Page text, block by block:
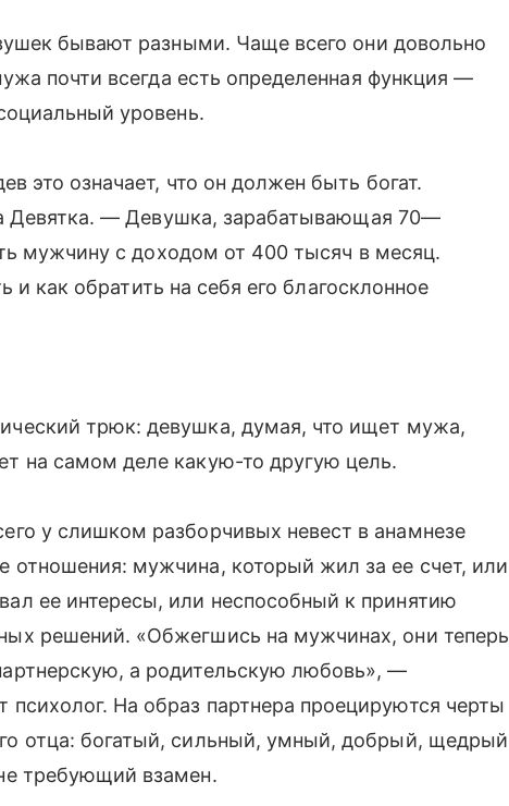
бывают разными. Чаще всего они довольно
почти всегда есть определенная функция —
уровень.
это означает, что он должен быть богат.
Девятка. — Девушка, зарабатывающая 70—
мужчину с доходом от 400 тысяч в месяц.
и как обратить на себя его благосклонное
трюк: девушка, думая, что ищет мужа,
на самом деле какую-то другую цель.
у слишком разборчивых невест в анамнезе
отношения: мужчина, который жил за ее счет, или
ее интересы, или неспособный к принятию
решений. «Обжегшись на мужчинах, они теперь
а родительскую любовь», —
психолог. На образ партнера проецируются черты
отца: богатый, сильный, умный, добрый, щедрый
требующий взамен.